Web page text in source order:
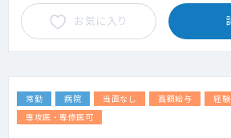
お気に入り
常勤 病院 当直なし 高額給与
経
専攻医・専修医可